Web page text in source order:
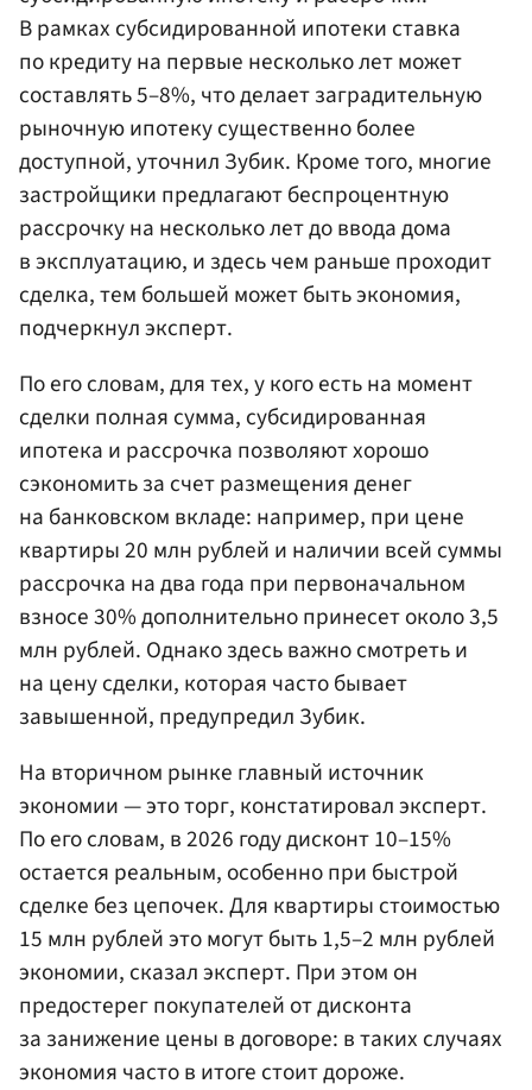
В рамках субсидированной ипотеки ставка
по кредиту на первые несколько лет может
составлять 5–8%, что делает заградительную
рыночную ипотеку существенно более
доступной, уточнил Зубик. Кроме того, многие
застройщики предлагают беспроцентную
рассрочку на несколько лет до ввода дома
в эксплуатацию, и здесь чем раньше проходит
сделка, тем большей может быть экономия,
подчеркнул эксперт.
По его словам, для тех, у кого есть на момент
сделки полная сумма, субсидированная
ипотека и рассрочка позволяют хорошо
сэкономить за счет размещения денег
на банковском вкладе: например, при цене
квартиры 20 млн рублей и наличии всей суммы
рассрочка на два года при первоначальном
взносе 30% дополнительно принесет около 3,5
млн рублей. Однако здесь важно смотреть и
на цену сделки, которая часто бывает
завышенной, предупредил Зубик.
На вторичном рынке главный источник
экономии — это торг, констатировал эксперт.
По его словам, в 2026 году дисконт 10–15%
остается реальным, особенно при быстрой
сделке без цепочек. Для квартиры стоимостью
15 млн рублей это могут быть 1,5–2 млн рублей
экономии, сказал эксперт. При этом он
предостерег покупателей от дисконта
за занижение цены в договоре: в таких случаях
экономия часто в итоге стоит дороже.